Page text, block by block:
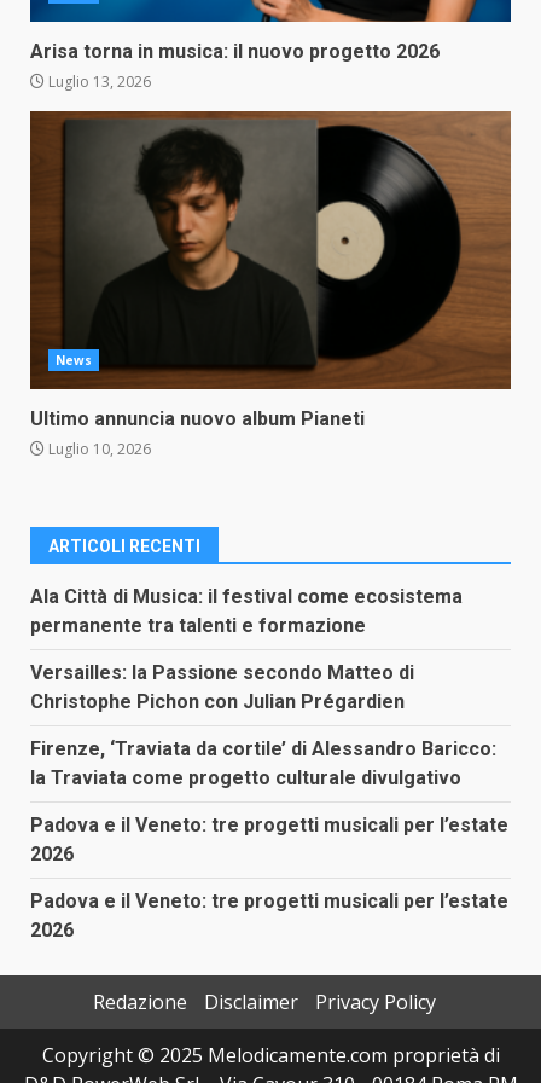
Arisa torna in musica: il nuovo progetto 2026
Luglio 13, 2026
News
Ultimo annuncia nuovo album Pianeti
Luglio 10, 2026
ARTICOLI RECENTI
Ala Città di Musica: il festival come ecosistema
permanente tra talenti e formazione
Versailles: la Passione secondo Matteo di
Christophe Pichon con Julian Prégardien
Firenze, ‘Traviata da cortile’ di Alessandro Baricco:
la Traviata come progetto culturale divulgativo
Padova e il Veneto: tre progetti musicali per l’estate
2026
Padova e il Veneto: tre progetti musicali per l’estate
2026
Redazione Disclaimer
Privacy Policy
Copyright © 2025 Melodicamente.com proprietà di